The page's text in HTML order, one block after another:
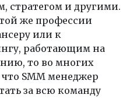
стратегом и другими.
же профессии
или к
работающим на
то во многих
что SMM менеджер
за всю команду